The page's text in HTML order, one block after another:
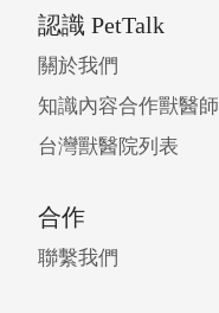
認識 PetTalk
關於我們
知識內容合作獸醫師
台灣獸醫院列表
合作
聯繫我們